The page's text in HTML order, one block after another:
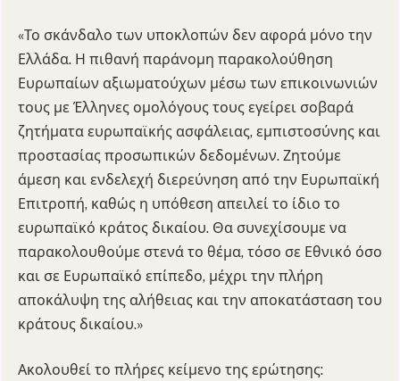
«Το σκάνδαλο των υποκλοπών δεν αφορά μόνο την
Ελλάδα. Η πιθανή παράνομη παρακολούθηση
Ευρωπαίων αξιωματούχων μέσω των επικοινωνιών
τους με Έλληνες ομολόγους τους εγείρει σοβαρά
ζητήματα ευρωπαϊκής ασφάλειας, εμπιστοσύνης και
προστασίας προσωπικών δεδομένων. Ζητούμε
άμεση και ενδελεχή διερεύνηση από την Ευρωπαϊκή
Επιτροπή, καθώς η υπόθεση απειλεί το ίδιο το
ευρωπαϊκό κράτος δικαίου. Θα συνεχίσουμε να
παρακολουθούμε στενά το θέμα, τόσο σε Εθνικό όσο
και σε Ευρωπαϊκό επίπεδο, μέχρι την πλήρη
αποκάλυψη της αλήθειας και την αποκατάσταση του
κράτους δικαίου.»
Ακολουθεί το πλήρες κείμενο της ερώτησης: